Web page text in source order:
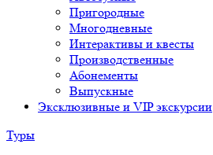
Пригородные
Многодневные
Интерактивы и квесты
Производственные
Абонементы
Выпускные
Эксклюзивные и VIP экскурсии
Туры